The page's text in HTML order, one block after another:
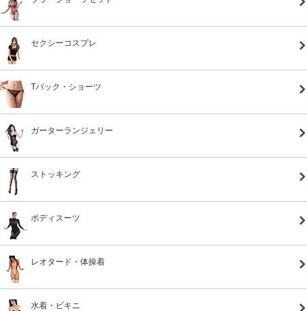
セクシーコスプレ
Tバック・ショーツ
ガーターランジェリー
ストッキング
ボディスーツ
レオタード・体操着
水着・ビキニ